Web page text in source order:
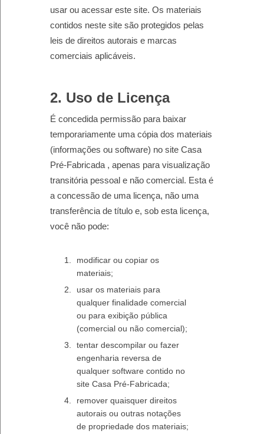
usar ou acessar este site. Os materiais
contidos neste site são protegidos pelas
leis de direitos autorais e marcas
comerciais aplicáveis.
2. Uso de Licença
É concedida permissão para baixar
temporariamente uma cópia dos materiais
(informações ou software) no site Casa
Pré-Fabricada , apenas para visualização
transitória pessoal e não comercial. Esta é
a concessão de uma licença, não uma
transferência de título e, sob esta licença,
você não pode:
modificar ou copiar os
materiais;
usar os materiais para
qualquer finalidade comercial
ou para exibição pública
(comercial ou não comercial);
tentar descompilar ou fazer
engenharia reversa de
qualquer software contido no
site Casa Pré-Fabricada;
remover quaisquer direitos
autorais ou outras notações
de propriedade dos materiais;